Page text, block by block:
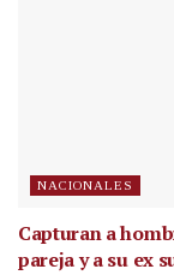
NACIONALES
Capturan a
pareja y a su ex